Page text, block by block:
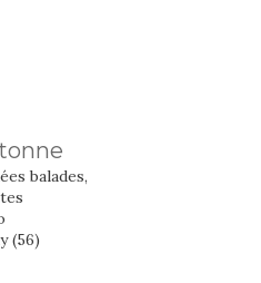
balades,
(56)